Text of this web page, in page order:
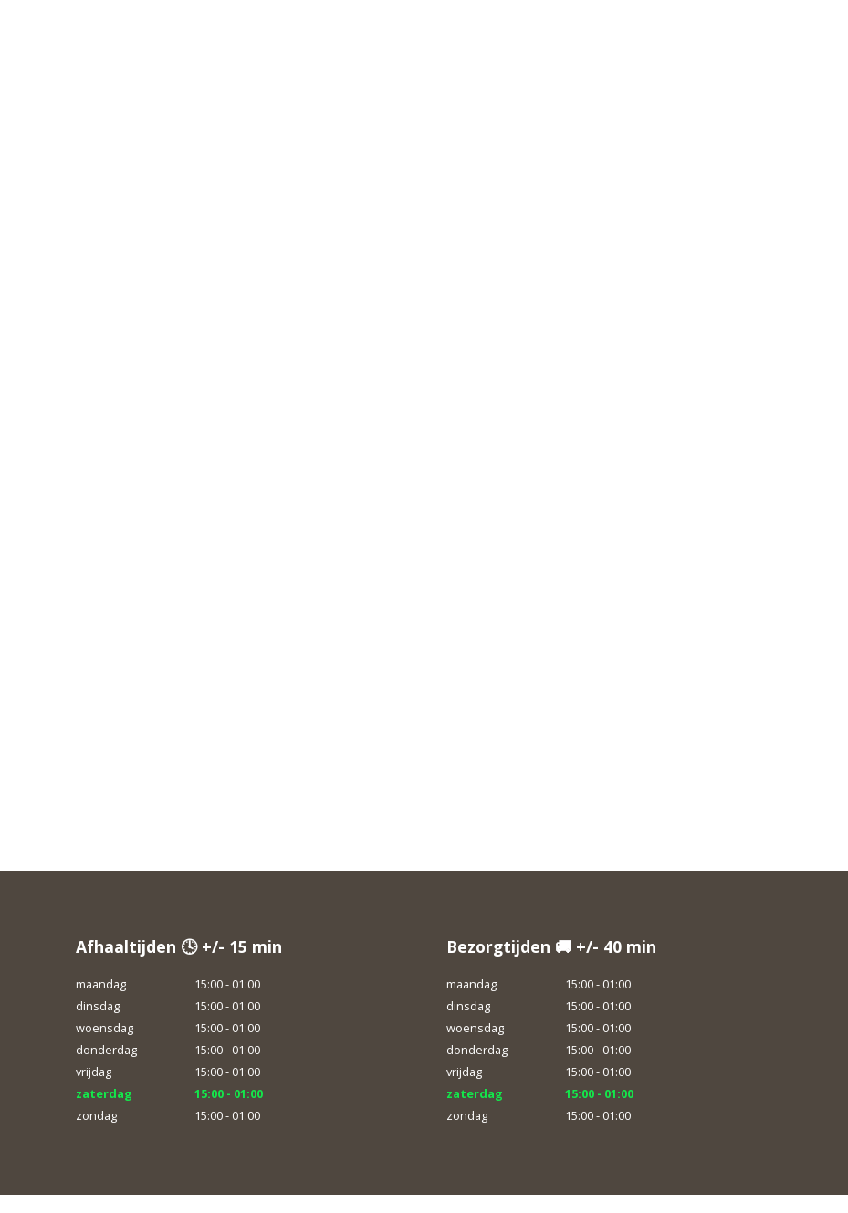
Afhaaltijden 🕓 +/- 15 min
maandag
15:00 - 01:00
dinsdag
15:00 - 01:00
woensdag
15:00 - 01:00
donderdag
15:00 - 01:00
vrijdag
15:00 - 01:00
zaterdag
15:00 - 01:00
zondag
15:00 - 01:00
Bezorgtijden 🚚 +/- 40 min
maandag
15:00 - 01:00
dinsdag
15:00 - 01:00
woensdag
15:00 - 01:00
donderdag
15:00 - 01:00
vrijdag
15:00 - 01:00
zaterdag
15:00 - 01:00
zondag
15:00 - 01:00